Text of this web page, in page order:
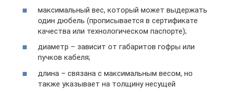
максимальный вес, который может выдержать
один дюбель (прописывается в сертификате
качества или технологическом паспорте);
диаметр – зависит от габаритов гофры или
пучков кабеля;
длина – связана с максимальным весом, но
также указывает на толщину несущей